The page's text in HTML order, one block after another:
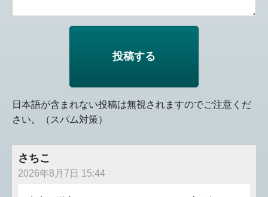
日本語が含まれない投稿は無視されますのでご注意くだ
さい。（スパム対策）
さちこ
2026年8月7日 15:44